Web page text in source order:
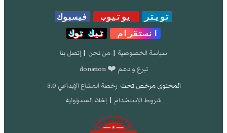
تويتر يوتيوب
فيسبوك
انستقرام
تيك توك
سياسة الخصوصية | من نحن | إتصل بنا
تبرع و دعم ❤️ donation
المحتوى مرخص تحت رخصة المشاع الإبداعي 3.0
شروط الإستخدام | إخلاء المسؤولية